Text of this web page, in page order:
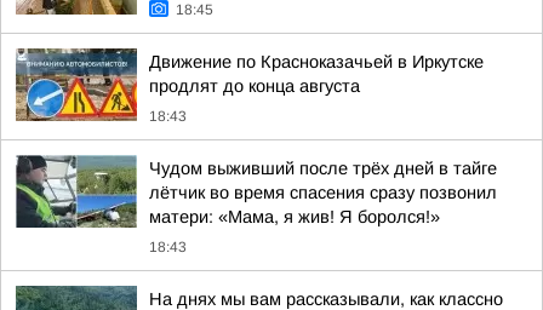
18:45
Движение по Красноказачьей в Иркутске
продлят до конца августа
18:43
Чудом выживший после трёх дней в тайге
лётчик во время спасения сразу позвонил
матери: «Мама, я жив! Я боролся!»
18:43
На днях мы вам рассказывали, как классно